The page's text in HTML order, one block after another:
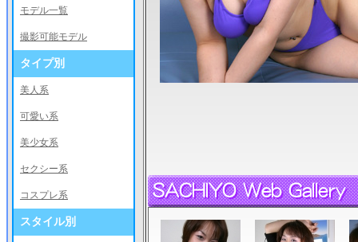
モデル一覧
撮影可能モデル
タイプ別
美人系
可愛い系
美少女系
セクシー系
コスプレ系
スタイル別